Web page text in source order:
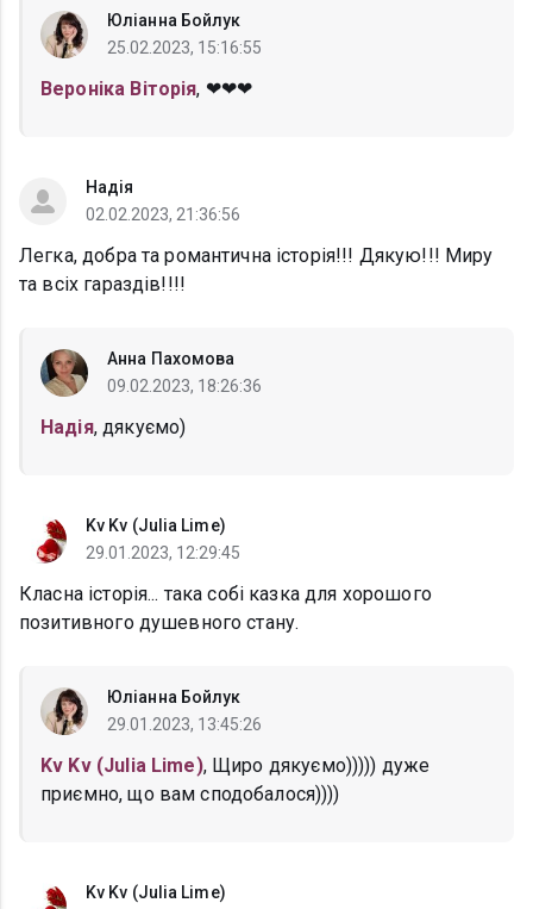
Юліанна Бойлук
25.02.2023, 15:16:55
Вероніка Віторія, ❤❤❤
Надія
02.02.2023, 21:36:56
Легка, добра та романтична історія!!! Дякую!!! Миру
та всіх гараздів!!!!
Анна Пахомова
09.02.2023, 18:26:36
Надія, дякуємо)
Kv Kv (Julia Lime)
29.01.2023, 12:29:45
Класна історія... така собі казка для хорошого
позитивного душевного стану.
Юліанна Бойлук
29.01.2023, 13:45:26
Kv Kv (Julia Lime), Щиро дякуємо))))) дуже
приємно, що вам сподобалося))))
Kv Kv (Julia Lime)